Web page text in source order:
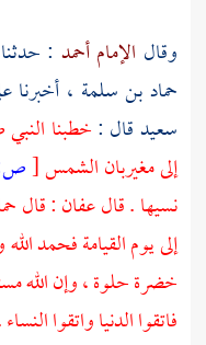
وقال الإمام أحمد : حدثنا
حماد بن سلمة ، أخبرنا
سعيدقال :خطبنا
إلى مغيربان الشمس[
نسيها . قالعفان: قال
إلى يوم القيامة فحمد
خضرة حلوة ، وإن الله
فاتقوا الدنيا واتقوا